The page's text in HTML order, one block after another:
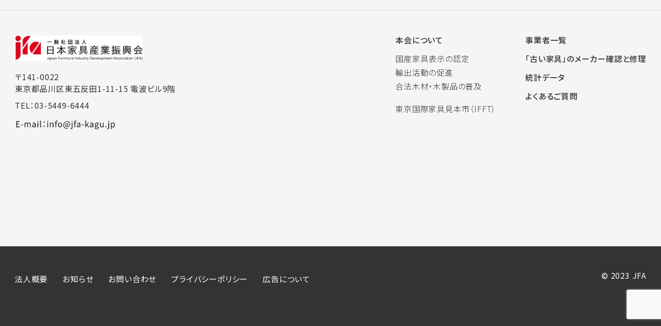
〒141-0022
東京都品川区東五反田1-11-15 電波ビル9階
TEL：03-5449-6444
本会について
国産家具表示の認定
輸出活動の促進
合法木材・木製品の普及
東京国際家具見本市（IFFT）
事業者一覧
「古い家具」のメーカー確認と修理
統計データ
よくあるご質問
法人概要 お知らせ お問い合わせ プライバシーポリシー 広告について © 2023 JFA